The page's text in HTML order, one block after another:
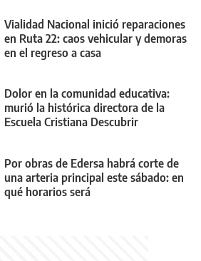
Vialidad Nacional inició reparaciones
en Ruta 22: caos vehicular y demoras
en el regreso a casa
Dolor en la comunidad educativa:
murió la histórica directora de la
Escuela Cristiana Descubrir
Por obras de Edersa habrá corte de
una arteria principal este sábado: en
qué horarios será